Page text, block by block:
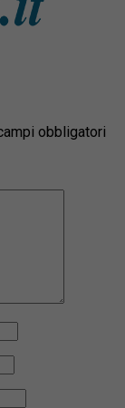
campi obbligatori